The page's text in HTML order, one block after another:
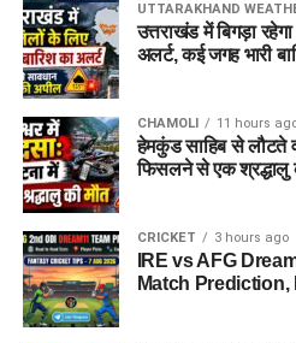
UTTARAKHAND
उत्तराखंड में बिगड़ा
अलर्ट, कई जगह भारी
CHAMOLI 11 hours
हेमकुंड साहिब से लौटते
फिसलने से एक श्रद्धालु
CRICKET 3 hours ago
IRE vs AFG
Match